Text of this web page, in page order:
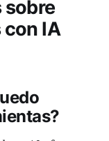
sobre
IA